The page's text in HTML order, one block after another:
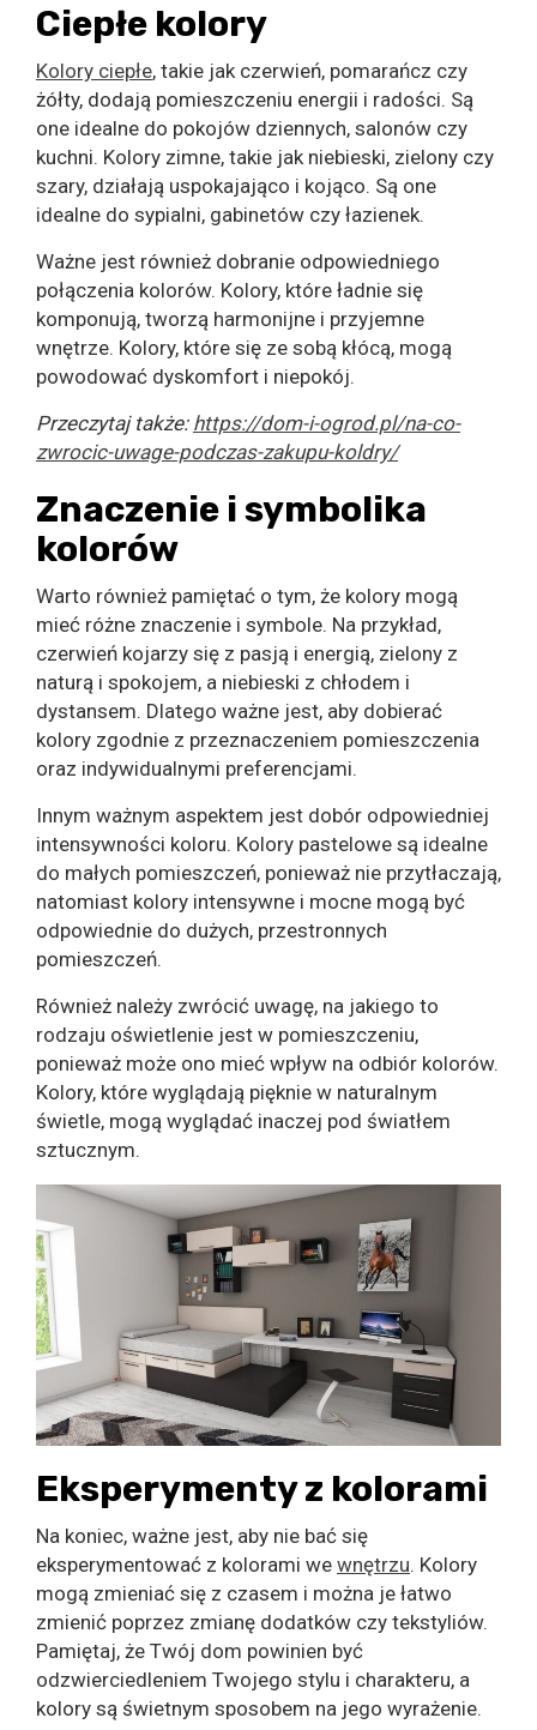
Ciepłe kolory
Kolory ciepłe, takie jak czerwień, pomarańcz czy
żółty, dodają pomieszczeniu energii i radości. Są
one idealne do pokojów dziennych, salonów czy
kuchni. Kolory zimne, takie jak niebieski, zielony czy
szary, działają uspokajająco i kojąco. Są one
idealne do sypialni, gabinetów czy łazienek.
Ważne jest również dobranie odpowiedniego
połączenia kolorów. Kolory, które ładnie się
komponują, tworzą harmonijne i przyjemne
wnętrze. Kolory, które się ze sobą kłócą, mogą
powodować dyskomfort i niepokój.
Przeczytaj także: https://dom-i-ogrod.pl/na-co-
zwrocic-uwage-podczas-zakupu-koldry/
Znaczenie i symbolika
kolorów
Warto również pamiętać o tym, że kolory mogą
mieć różne znaczenie i symbole. Na przykład,
czerwień kojarzy się z pasją i energią, zielony z
naturą i spokojem, a niebieski z chłodem i
dystansem. Dlatego ważne jest, aby dobierać
kolory zgodnie z przeznaczeniem pomieszczenia
oraz indywidualnymi preferencjami.
Innym ważnym aspektem jest dobór odpowiedniej
intensywności koloru. Kolory pastelowe są idealne
do małych pomieszczeń, ponieważ nie przytłaczają,
natomiast kolory intensywne i mocne mogą być
odpowiednie do dużych, przestronnych
pomieszczeń.
Również należy zwrócić uwagę, na jakiego to
rodzaju oświetlenie jest w pomieszczeniu,
ponieważ może ono mieć wpływ na odbiór kolorów.
Kolory, które wyglądają pięknie w naturalnym
świetle, mogą wyglądać inaczej pod światłem
sztucznym.
Eksperymenty z kolorami
Na koniec, ważne jest, aby nie bać się
eksperymentować z kolorami we wnętrzu. Kolory
mogą zmieniać się z czasem i można je łatwo
zmienić poprzez zmianę dodatków czy tekstyliów.
Pamiętaj, że Twój dom powinien być
odzwierciedleniem Twojego stylu i charakteru, a
kolory są świetnym sposobem na jego wyrażenie.